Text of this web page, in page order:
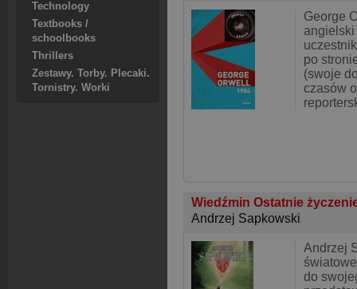
Technology
Textbooks /
schoolbooks
Thrillers
Zestawy. Torby. Plecaki.
Tornistry. Worki
George
po
(swoje
czasów
Wiedźmin Ostatnie
Andrzej Sapkowski
Andrzej
do